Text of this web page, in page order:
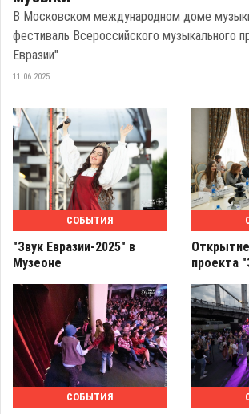
В Московском международном доме
фестиваль Всероссийского музыкального
Евразии"
11.06.2025
СОБЫТИЯ
"Звук Евразии-2025" в
Музеоне
проекта
СОБЫТИЯ